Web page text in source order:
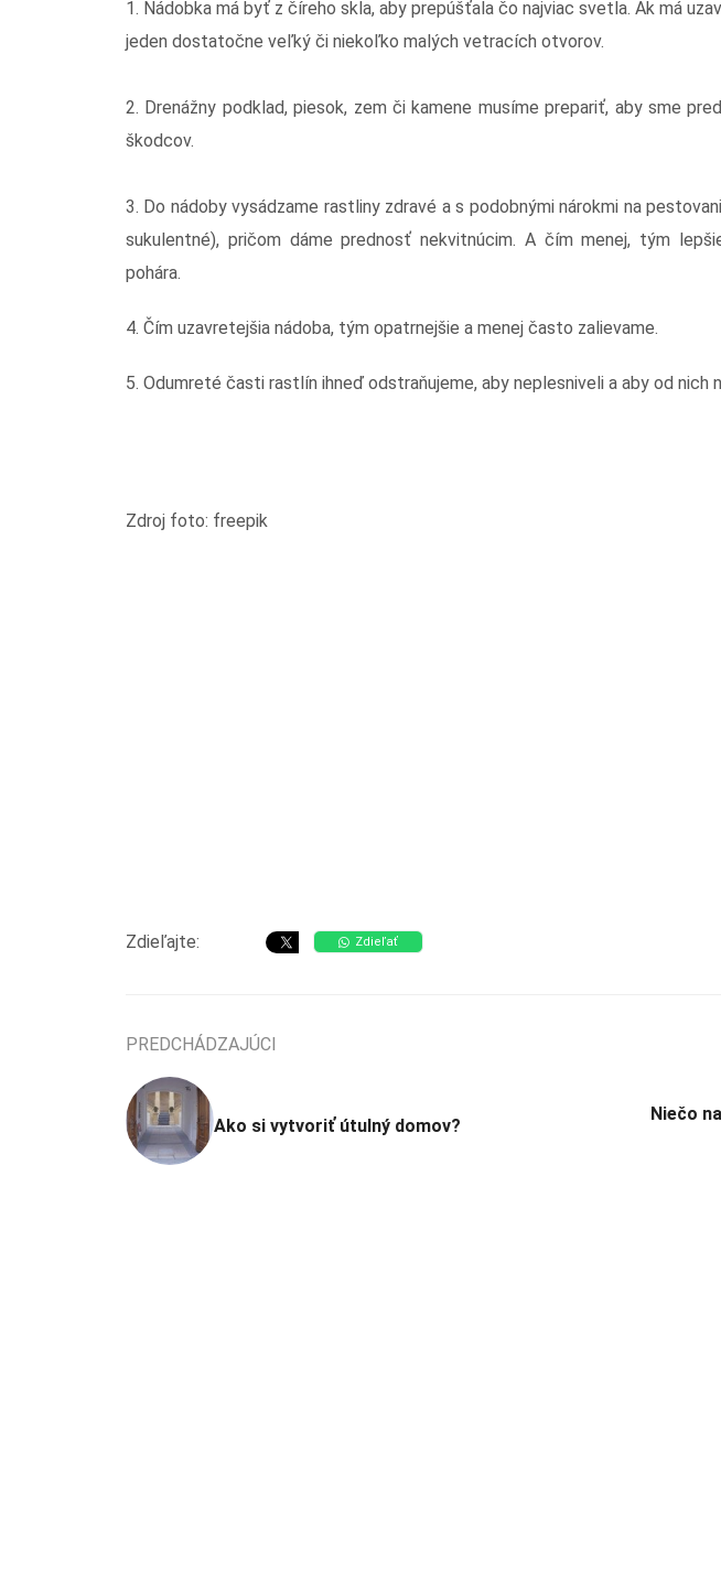
1. Nádobka má byť z číreho skla, aby prepúšťala čo najviac svetla. Ak má
jeden dostatočne veľký či niekoľko malých vetracích otvorov.
2. Drenážny podklad, piesok, zem či kamene musíme prepariť, aby sme
škodcov.
3. Do nádoby vysádzame rastliny zdravé a s podobnými nárokmi na
sukulentné), pričom dáme prednosť nekvitnúcim. A čím menej, tým
pohára.
4. Čím uzavretejšia nádoba, tým opatrnejšie a menej často zalievame.
5. Odumreté časti rastlín ihneď odstraňujeme, aby neplesniveli a aby od
Zdroj foto: freepik
Zdieľajte: Zdieľať
PREDCHÁDZAJÚCI
Ako si vytvoriť útulný domov?
Niečo